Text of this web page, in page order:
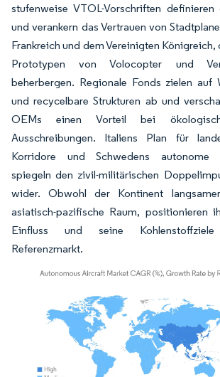
stufenweise VTOL-Vorschriften definieren
und verankern das Vertrauen von
Frankreich und dem Vereinigten
Prototypen von Volocopter und
beherbergen. Regionale Fonds zielen auf
und recycelbare Strukturen ab und
OEMs einen Vorteil bei ökologisch
Ausschreibungen. Italiens Plan für
Korridore und Schwedens autonome
spiegeln den zivil-militärischen
wider. Obwohl der Kontinent
asiatisch-pazifische Raum, positionieren
Einfluss und seine
Referenzmarkt.